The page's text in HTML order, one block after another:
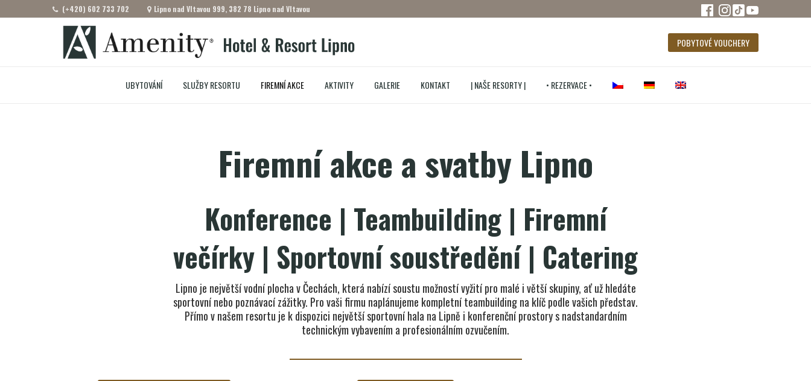
(+420) 602 733 702 Lipno nad Vltavou 999, 382 78 Lipno nad Vltavou
POBYTOVÉ VOUCHERY
UBYTOVÁNÍ SLUŽBY RESORTU FIREMNÍ AKCE AKTIVITY GALERIE KONTAKT | NAŠE RESORTY | • REZERVACE •
Firemní akce a svatby Lipno
Konference | Teambuilding | Firemní
večírky | Sportovní soustředění | Catering
Lipno je největší vodní plocha v Čechách, která nabízí soustu možností vyžití pro malé i větší skupiny, ať už hledáte
sportovní nebo poznávací zážitky. Pro vaši firmu naplánujeme kompletní teambuilding na klíč podle vašich představ.
Přímo v našem resortu je k dispozici největší sportovní hala na Lipně i konferenční prostory s nadstandardním
technickým vybavením a profesionálním ozvučením.